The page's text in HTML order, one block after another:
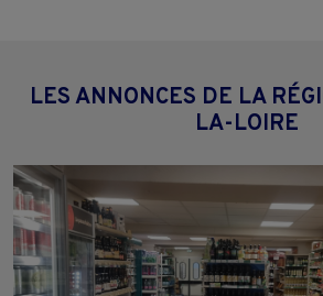
LES ANNONCES DE LA
LA-LOIRE